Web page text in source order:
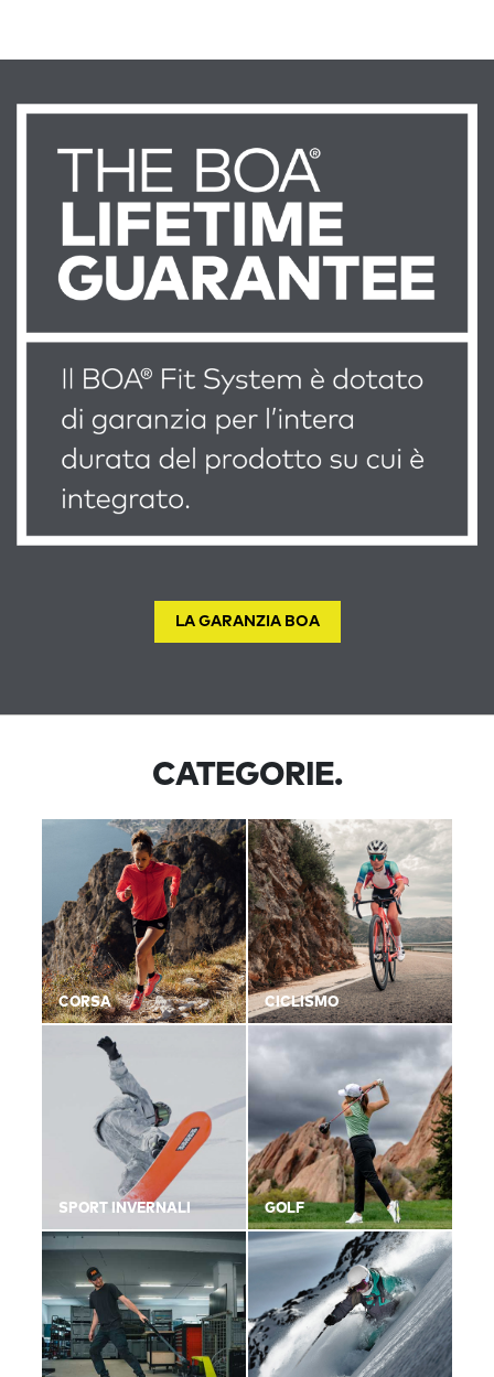
LA GARANZIA BOA
CATEGORIE.
CORSA CICLISMO
SPORT INVERNALI GOLF